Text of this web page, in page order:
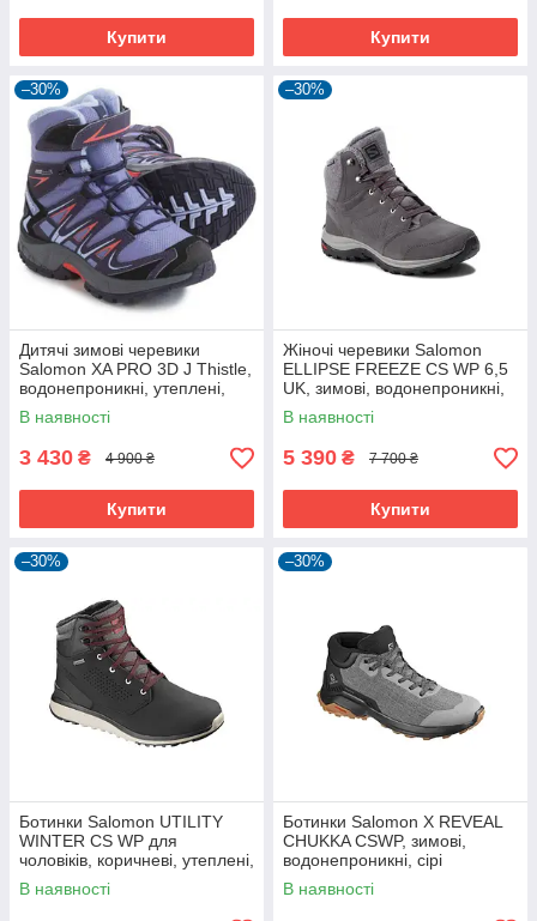
Купити Купити
–30%
Дитячі зимові черевики
Salomon XA PRO 3D J Thistle,
водонепроникні, утеплені,
розмір 31-34
В наявності
3 430 ₴ 4 900 ₴
Купити
–30%
Жіночі черевики Salomon
ELLIPSE FREEZE CS WP 6,5
UK, зимові, водонепроникні,
40 EU
В наявності
5 390 ₴ 7 700 ₴
Купити
–30%
Ботинки Salomon UTILITY
WINTER CS WP для
чоловіків, коричневі, утеплені,
водонепроникні
В наявності
–30%
Ботинки Salomon X REVEAL
CHUKKA CSWP, зимові,
водонепроникні, сірі
В наявності